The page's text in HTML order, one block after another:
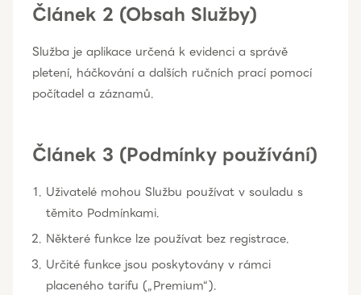
Článek 2 (Obsah Služby)
Služba je aplikace určená k evidenci a správě
pletení, háčkování a dalších ručních prací pomocí
počítadel a záznamů.
Článek 3 (Podmínky používání)
Uživatelé mohou Službu používat v souladu s
těmito Podmínkami.
Některé funkce lze používat bez registrace.
Určité funkce jsou poskytovány v rámci
placeného tarifu („Premium“).